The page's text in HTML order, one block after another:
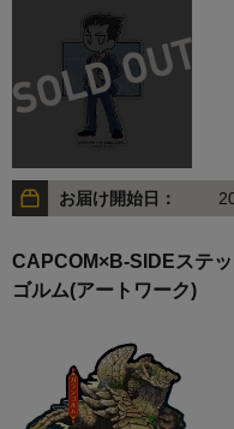
お届け開始日：
CAPCOM×B-SIDEステ
ゴルム(アートワーク)